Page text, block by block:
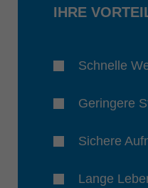
IHRE
Schnelle
Geringere
Sichere
Lange